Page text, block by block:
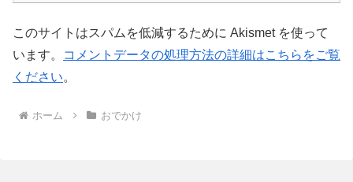
このサイトはスパムを低減するために Akismet を使って
います。
コメントデータの処理方法の詳細はこちらをご覧
ください。
ホーム おでかけ